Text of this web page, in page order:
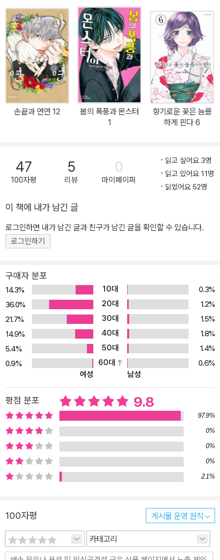
손끝과 연연 12
봄의 폭풍과 몬스터
1
향기로운 꽃은 늠름
하게 핀다 6
47
100자평
5
리뷰
0
마이페이퍼
읽고 싶어요 3명
읽고 있어요 11명
읽었어요 52명
이 책에 내가 남긴 글
로그인하면 내가 남긴 글과 친구가 남긴 글을 확인할 수 있습니다.
로그인하기
구매자 분포
14.3% 10대
0.3%
36.0%
20대
1.2%
21.7%
30대
1.5%
14.9%
40대
1.8%
5.4%
50대
1.4%
0.9%
60대
0.6%
여성
남성
평점 분포 9.8
97.9%
0%
0%
0%
2.1%
100자평 게시물 운영 원칙
카테고리